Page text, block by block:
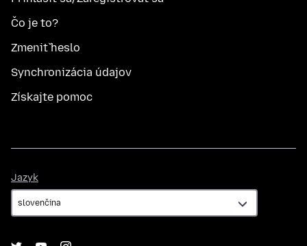
Čo je to?
Zmeniť heslo
Synchronizácia údajov
Získajte pomoc
Jazyk